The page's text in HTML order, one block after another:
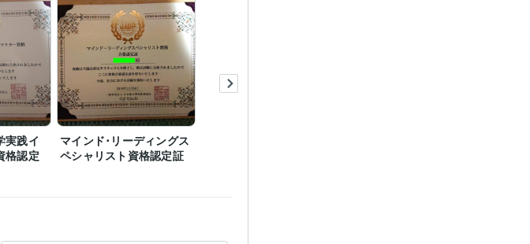
実践イ
格認定
マインド･リーディングス
ペシャリスト資格認定証